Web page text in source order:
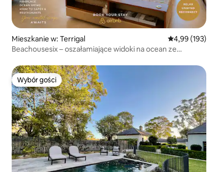
Mieszkanie w: Terrigal Średnia
4,99 (193)
Beachousesix – oszałamiające widoki na ocean ze
Wybór gości
Wybór gości